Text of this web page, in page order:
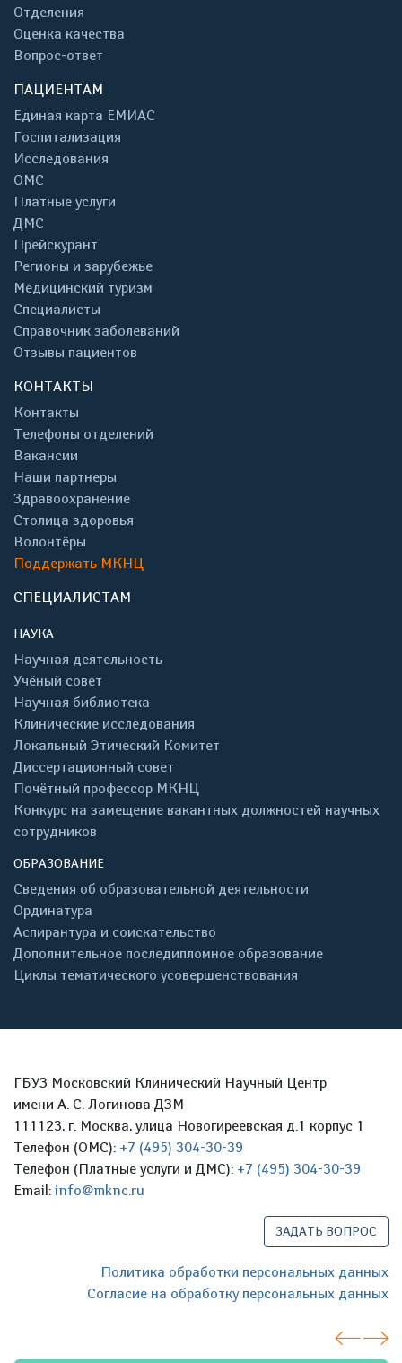
Отделения
Оценка качества
Вопрос-ответ
ПАЦИЕНТАМ
Единая карта ЕМИАС
Госпитализация
Исследования
ОМС
Платные услуги
ДМС
Прейскурант
Регионы и зарубежье
Медицинский туризм
Специалисты
Справочник заболеваний
Отзывы пациентов
КОНТАКТЫ
Контакты
Телефоны отделений
Вакансии
Наши партнеры
Здравоохранение
Столица здоровья
Волонтёры
Поддержать МКНЦ
СПЕЦИАЛИСТАМ
НАУКА
Научная деятельность
Учёный совет
Научная библиотека
Клинические исследования
Локальный Этический Комитет
Диссертационный совет
Почётный профессор МКНЦ
Конкурс на замещение вакантных должностей научных
сотрудников
ОБРАЗОВАНИЕ
Сведения об образовательной деятельности
Ординатура
Аспирантура и соискательство
Дополнительное последипломное образование
Циклы тематического усовершенствования
ГБУЗ Московский Клинический Научный Центр
имени А. С. Логинова ДЗМ
111123, г. Москва, улица Новогиреевская д.1 корпус 1
Телефон (ОМС): +7 (495) 304-30-39
Телефон (Платные услуги и ДМС): +7 (495) 304-30-39
Email: info@mknc.ru
ЗАДАТЬ ВОПРОС
Политика обработки персональных данных
Согласие на обработку персональных данных